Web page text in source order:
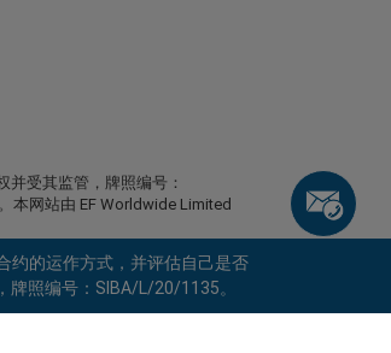
受其监管，牌照编号：
本网站由 EF Worldwide Limited
颠哥伦比亚省、马尼托巴省、魁北
俄罗斯联邦、塞舌尔和委内瑞
约的运作方式，并评估自己是否
牌照编号：SIBA/L/20/1135。